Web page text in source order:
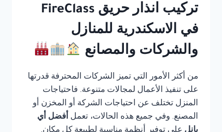
تركيب انذار حريق FireClass
في الاسكندرية للمنازل
والشركات والمصانع
من أكثر الأمور التي تميز الشركات المحترفة قدرتها
على تنفيذ الأعمال لمجالات متنوعة. فاحتياجات
المنزل تختلف عن احتياجات الشركة أو المخزن أو
المصنع. وفي جميع هذه الحالات، تعمل أفضل أي